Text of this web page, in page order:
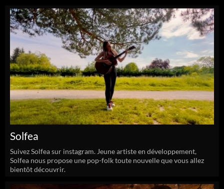
Solfea
Suivez Solfea sur instagram. Jeune artiste en développement,
Solfea nous propose une pop-folk toute nouvelle que vous allez
bientôt découvrir.